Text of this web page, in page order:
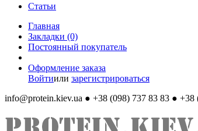
Статьи
Главная
Закладки (0)
Постоянный покупатель
Оформление заказа
Войтиили зарегистрироваться
info@protein.kiev.ua ● +38 (098) 737 83 83 ● +38